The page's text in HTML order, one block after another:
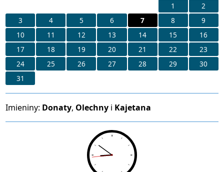
1
2
3
4 5 6 7 8
9
10
11 12 13 14 15
16
17
18 19 20 21 22
23
24
25 26 27 28 29
30
31
Imieniny
Imieniny: Donaty, Olechny i Kajetana